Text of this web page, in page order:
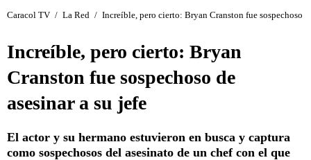
Caracol TV / La Red / Increíble, pero cierto: Bryan Cranston fue sospechoso
Increíble, pero cierto: Bryan
Cranston fue sospechoso de
asesinar a su jefe
El actor y su hermano estuvieron en busca y captura
como sospechosos del asesinato de un chef con el que